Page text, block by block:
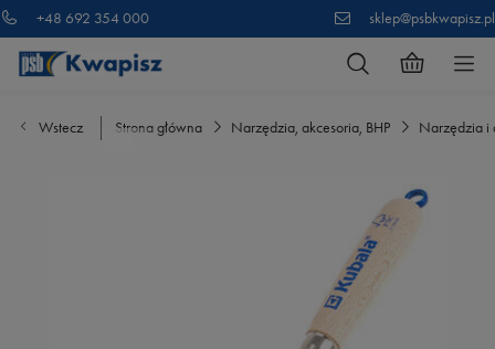
+48 692 354 000 sklep@psbkwapisz.pl
Wstecz Strona główna Narzędzia, akcesoria, BHP Narzędzia i